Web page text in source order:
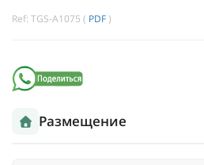
Ref: TGS-A1075 ( PDF )
Размещение